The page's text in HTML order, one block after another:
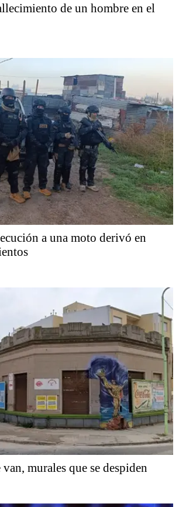
de un hombre en el
a una moto derivó en
van, murales que se despiden